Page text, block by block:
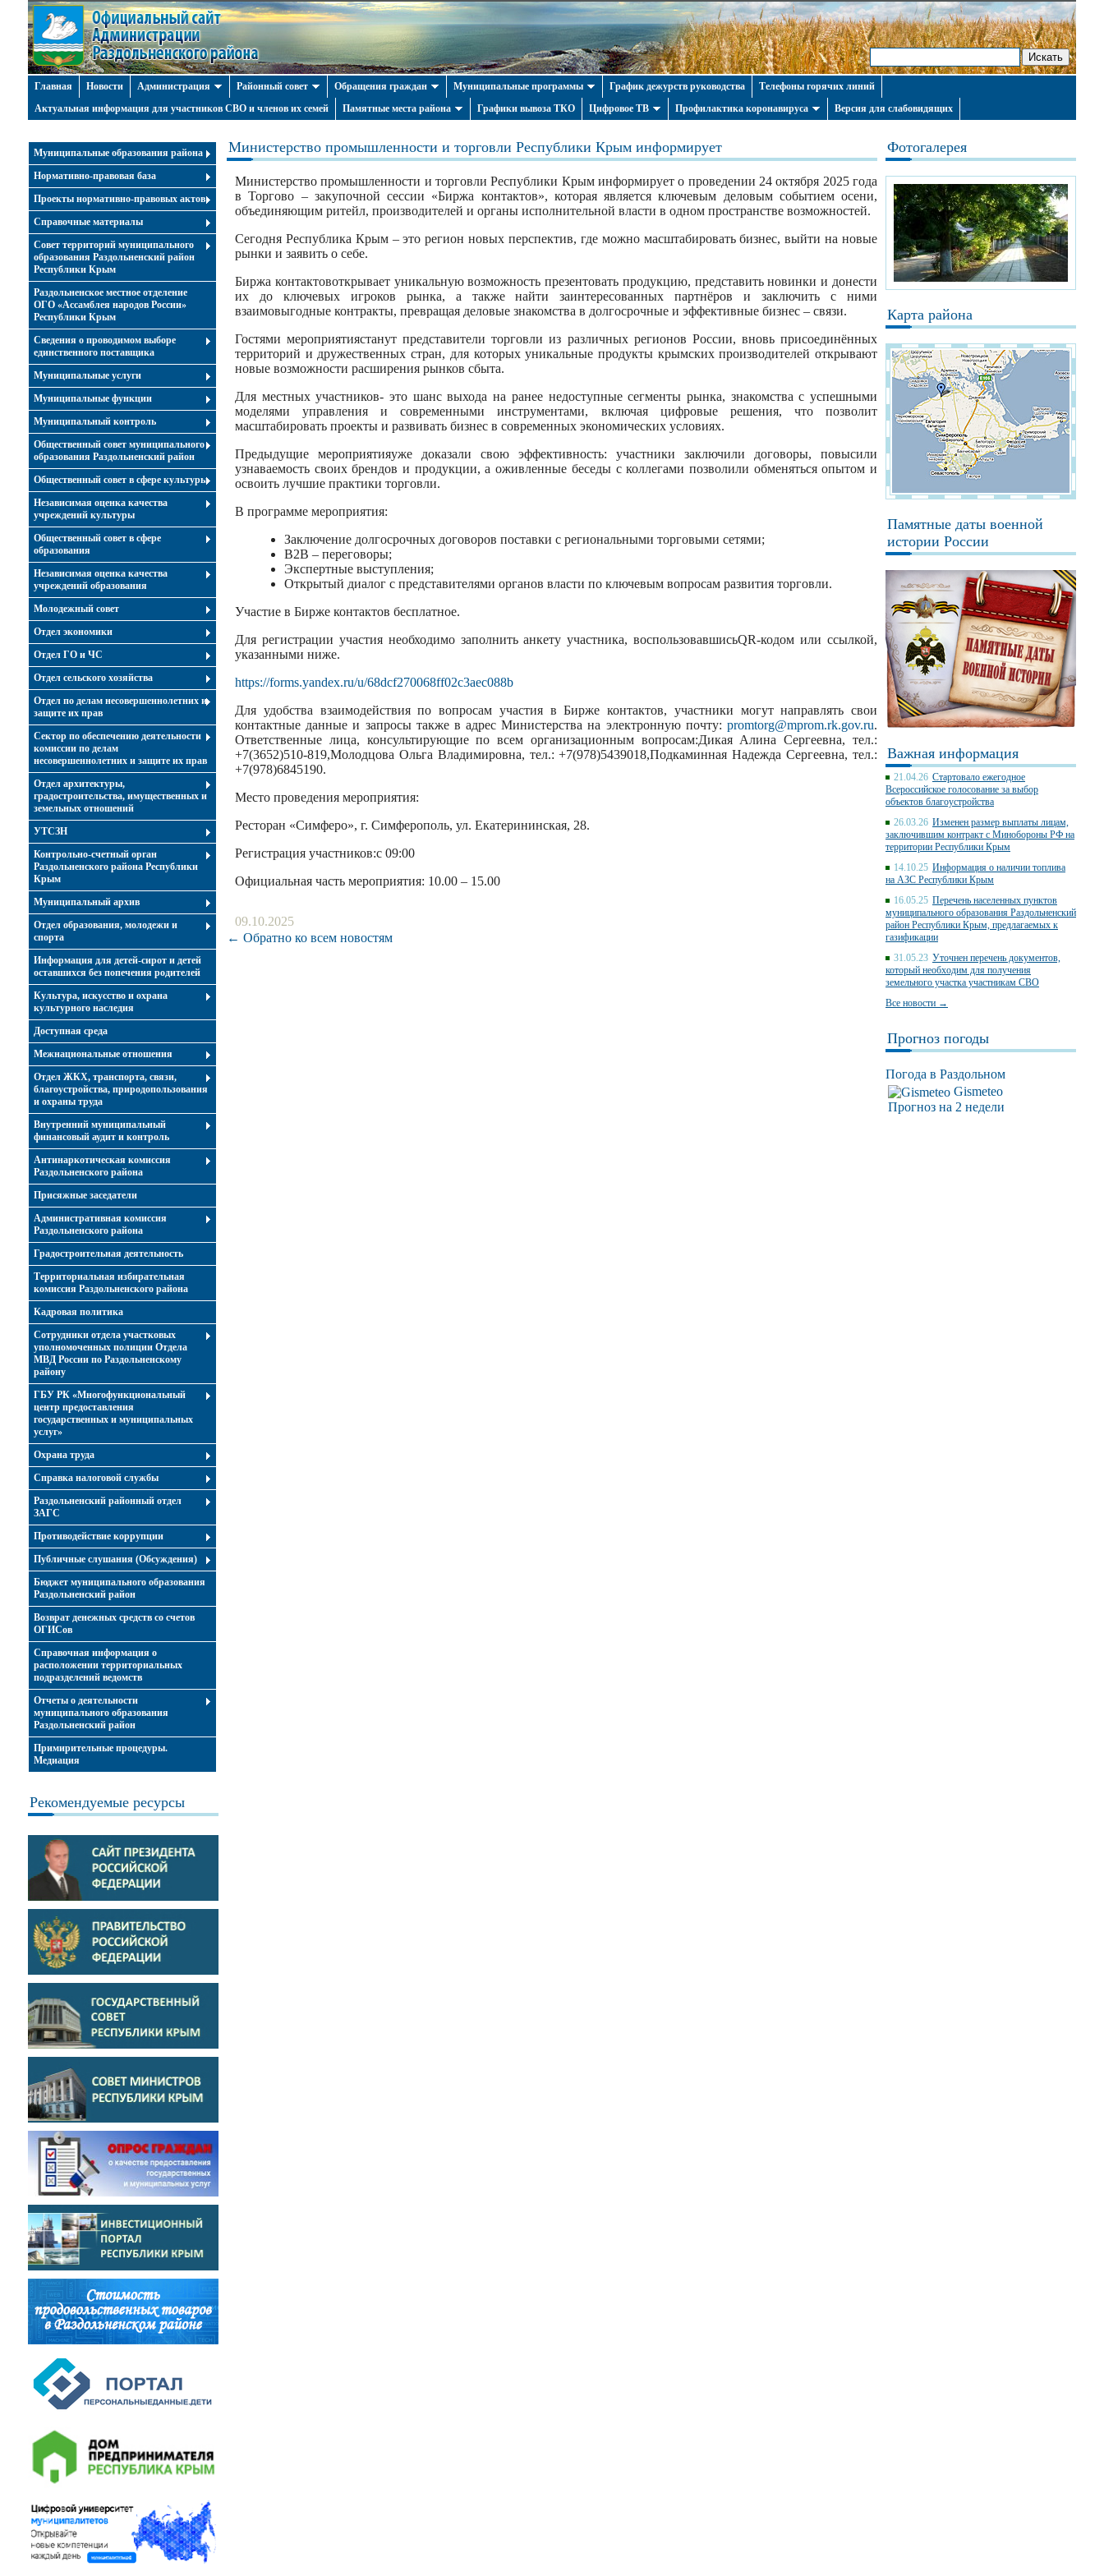
Главная Новости Администрация Районный совет Обращения граждан Муниципальные программы График дежурств руководства
Телефоны горячих линий
Актуальная информация для участников СВО и членов их семей
Памятные места района Графики вывоза ТКО Цифровое ТВ Профилактика коронавируса Версия для слабовидящих
Муниципальные образования района
Нормативно-правовая база
Проекты нормативно-правовых актов
Справочные материалы
Совет территорий муниципального
образования Раздольненский район
Республики Крым
Раздольненское местное отделение
ОГО «Ассамблея народов России»
Республики Крым
Cведения о проводимом выборе
единственного поставщика
Муниципальные услуги
Муниципальные функции
Муниципальный контроль
Общественный совет муниципального
образования Раздольненский район
Общественный совет в сфере культуры
Независимая оценка качества
учреждений культуры
Общественный совет в сфере
образования
Независимая оценка качества
учреждений образования
Молодежный совет
Отдел экономики
Отдел ГО и ЧС
Отдел сельского хозяйства
Отдел по делам несовершеннолетних и
защите их прав
Сектор по обеспечению деятельности
комиссии по делам
несовершеннолетних и защите их прав
Отдел архитектуры,
градостроительства, имущественных и
земельных отношений
УТСЗН
Контрольно-счетный орган
Раздольненского района Республики
Крым
Муниципальный архив
Отдел образования, молодежи и
спорта
Информация для детей-сирот и детей
оставшихся без попечения родителей
Культура, искусство и охрана
культурного наследия
Доступная среда
Межнациональные отношения
Отдел ЖКХ, транспорта, связи,
благоустройства, природопользования
и охраны труда
Внутренний муниципальный
финансовый аудит и контроль
Антинаркотическая комиссия
Раздольненского района
Присяжные заседатели
Административная комиссия
Раздольненского района
Градостроительная деятельность
Территориальная избирательная
комиссия Раздольненского района
Кадровая политика
Сотрудники отдела участковых
уполномоченных полиции Отдела
МВД России по Раздольненскому
району
ГБУ РК «Многофункциональный
центр предоставления
государственных и муниципальных
услуг»
Охрана труда
Справка налоговой службы
Раздольненский районный отдел
ЗАГС
Противодействие коррупции
Публичные слушания (Обсуждения)
Бюджет муниципального образования
Раздольненский район
Возврат денежных средств со счетов
ОГИСов
Справочная информация о
расположении территориальных
подразделений ведомств
Отчеты о деятельности
муниципального образования
Раздольненский район
Примирительные процедуры.
Медиация
Рекомендуемые ресурсы
Министерство промышленности и торговли Республики Крым информирует
Министерство промышленности и торговли Республики Крым информирует о проведении 24 октября 2025 года
в Торгово – закупочной сессии «Биржа контактов», которая является ключевым деловым событием осени,
объединяющим ритейл, производителей и органы исполнительной власти в одном пространстве возможностей.
Сегодня Республика Крым – это регион новых перспектив, где можно масштабировать бизнес, выйти на новые
рынки и заявить о себе.
Биржа контактовоткрывает уникальную возможность презентовать продукцию, представить новинки и донести
их до ключевых игроков рынка, а также найти заинтересованных партнёров и заключить с ними
взаимовыгодные контракты, превращая деловые знакомства в долгосрочные и эффективные бизнес – связи.
Гостями мероприятиястанут представители торговли из различных регионов России, вновь присоединённых
территорий и дружественных стран, для которых уникальные продукты крымских производителей открывают
новые возможности расширения рынков сбыта.
Для местных участников- это шанс выхода на ранее недоступные сегменты рынка, знакомства с успешными
моделями управления и современными инструментами, включая цифровые решения, что позволит
масштабировать проекты и развивать бизнес в современных экономических условиях.
Предыдущие мероприятияуже доказали свою эффективность: участники заключили договоры, повысили
узнаваемость своих брендов и продукции, а оживленные беседы с коллегами позволили обменяться опытом и
освоить лучшие практики торговли.
В программе мероприятия:
Заключение долгосрочных договоров поставки с региональными торговыми сетями;
B2B – переговоры;
Экспертные выступления;
Открытый диалог с представителями органов власти по ключевым вопросам развития торговли.
Участие в Бирже контактов бесплатное.
Для регистрации участия необходимо заполнить анкету участника, воспользовавшисьQR-кодом или ссылкой,
указанными ниже.
https://forms.yandex.ru/u/68dcf270068ff02c3aec088b
Для удобства взаимодействия по вопросам участия в Бирже контактов, участники могут направлять свои
контактные данные и запросы также в адрес Министерства на электронную почту: promtorg@mprom.rk.gov.ru.
Ответственные лица, консультирующие по всем организационным вопросам:Дикая Алина Сергеевна, тел.:
+7(3652)510-819,Молодцова Ольга Владимировна, тел.: +7(978)5439018,Подкаминная Надежда Сергеевна, тел.:
+7(978)6845190.
Место проведения мероприятия:
Ресторан «Симферо», г. Симферополь, ул. Екатерининская, 28.
Регистрация участников:с 09:00
Официальная часть мероприятия: 10.00 – 15.00
09.10.2025
← Обратно ко всем новостям
Фотогалерея
Карта района
Памятные даты военной
истории России
Важная информация
21.04.26 Стартовало ежегодное
Всероссийское голосование за выбор
объектов благоустройства
26.03.26 Изменен размер выплаты лицам,
заключившим контракт с Минобороны РФ на
территории Республики Крым
14.10.25 Информация о наличии топлива
на АЗС Республики Крым
16.05.25 Перечень населенных пунктов
муниципального образования Раздольненский
район Республики Крым, предлагаемых к
газификации
31.05.23 Уточнен перечень документов,
который необходим для получения
земельного участка участникам СВО
Все новости →
Прогноз погоды
Погода в Раздольном
Gismeteo
Прогноз на 2 недели